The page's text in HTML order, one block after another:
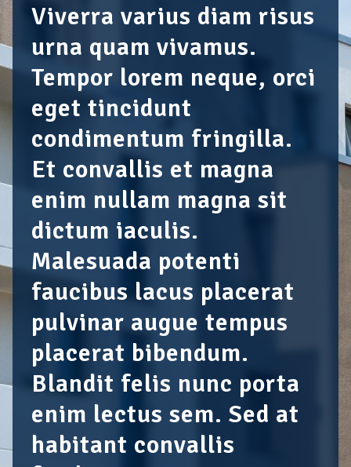
Viverra varius diam risus
urna quam vivamus.
Tempor lorem neque, orci
eget tincidunt
condimentum fringilla.
Et convallis et magna
enim nullam magna sit
dictum iaculis.
Malesuada potenti
faucibus lacus placerat
pulvinar augue tempus
placerat bibendum.
Blandit felis nunc porta
enim lectus sem. Sed at
habitant convallis